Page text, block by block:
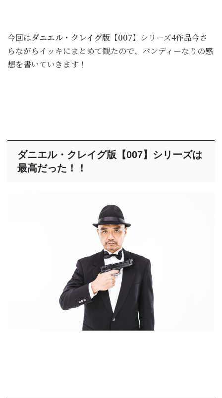
今回はダニエル・クレイグ版【007】 シリーズ4作品今さ
らながらイッキにまとめて観たので、バンディーなりの感
想を書いていきます！
ダニエル・クレイグ版【007】シリーズは
最高だった！！